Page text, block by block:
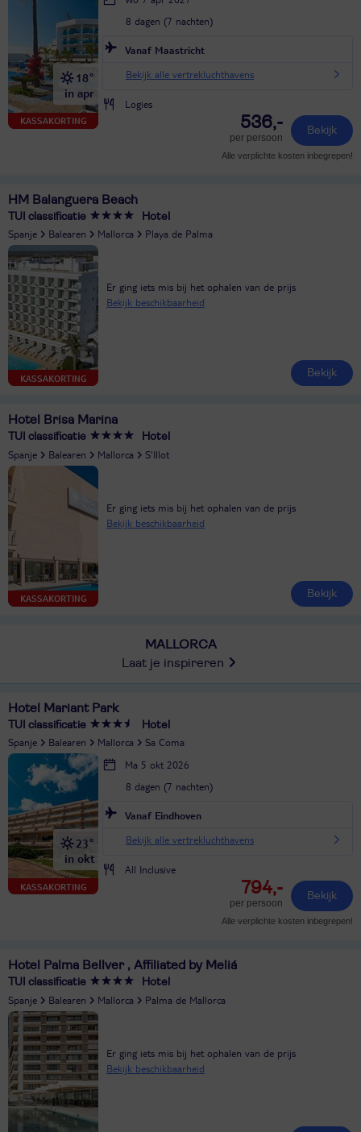
KASSAKORTING
18°
in apr
8 dagen (7 nachten)
Vanaf Maastricht
Bekijk alle vertrekluchthavens
Logies
536,-
per persoon
Bekijk
Alle verplichte kosten inbegrepen!
HM Balanguera Beach
TUI classificatie Hotel
Spanje Balearen Mallorca Playa de Palma
KASSAKORTING
Er ging iets mis bij het ophalen van de prijs
Bekijk beschikbaarheid
Bekijk
Hotel Brisa Marina
TUI classificatie Hotel
Spanje Balearen Mallorca S'Illot
KASSAKORTING
Er ging iets mis bij het ophalen van de prijs
Bekijk beschikbaarheid
Bekijk
MALLORCA
Laat je inspireren
Hotel Mariant Park
TUI classificatie Hotel
Spanje Balearen Mallorca Sa Coma
KASSAKORTING
23°
in okt
Ma 5 okt 2026
8 dagen (7 nachten)
Vanaf Eindhoven
Bekijk alle vertrekluchthavens
All Inclusive
794,-
per persoon
Bekijk
Alle verplichte kosten inbegrepen!
Hotel Palma Bellver , Affiliated by Meliá
TUI classificatie Hotel
Spanje Balearen Mallorca Palma de Mallorca
Er ging iets mis bij het ophalen van de prijs
Bekijk beschikbaarheid